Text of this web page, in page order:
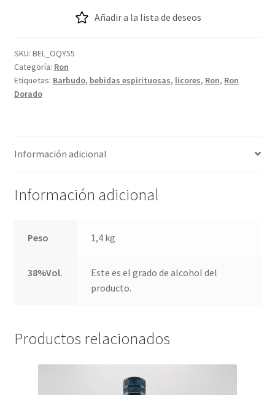
Añadir a la lista de deseos
SKU: BEL_OQY55
Categoría: Ron
Etiquetas: Barbudo, bebidas espirituosas, licores, Ron, Ron
Dorado
Información adicional
Información adicional
Peso 1,4 kg
38%Vol.
Este es el grado de alcohol del
producto.
Productos relacionados